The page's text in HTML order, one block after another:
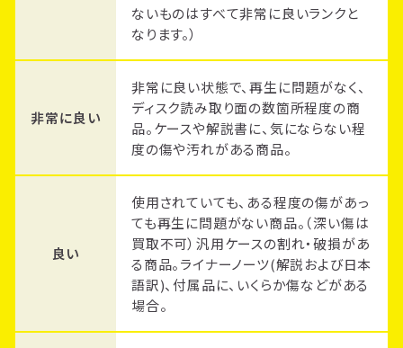
ないものはすべて非常に良いランクと
なります。）
非常に良い
非常に良い状態で、再生に問題がなく、
ディスク読み取り面の数箇所程度の商
品。ケースや解説書に、気にならない程
度の傷や汚れがある商品。
良い
使用されていても、ある程度の傷があっ
ても再生に問題がない商品。（深い傷は
買取不可）汎用ケースの割れ・破損があ
る商品。ライナーノーツ(解説および日本
語訳)、付属品に、いくらか傷などがある
場合。